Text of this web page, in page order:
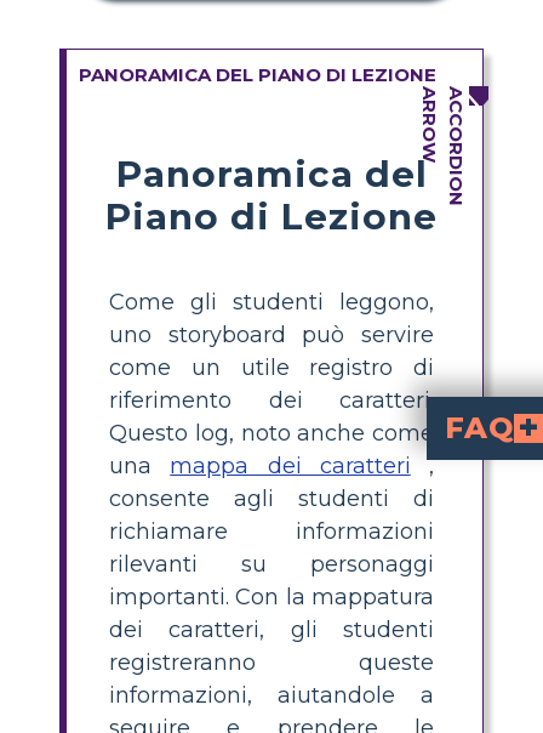
PANORAMICA DEL PIANO DI LEZIONE
Panoramica del
Piano di Lezione
Come gli studenti leggono,
uno storyboard può servire
come un utile registro di
riferimento dei caratteri.
Questo log, noto anche come
una mappa dei caratteri ,
consente agli studenti di
richiamare informazioni
rilevanti su personaggi
importanti. Con la mappatura
dei caratteri, gli studenti
registreranno queste
informazioni, aiutandole a
FAQ